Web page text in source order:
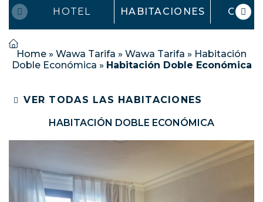
HOTEL HABITACIONES
Home » Wawa Tarifa » Wawa Tarifa » Habitación
Doble Económica » Habitación Doble Económica
VER TODAS LAS HABITACIONES
HABITACIÓN DOBLE ECONÓMICA